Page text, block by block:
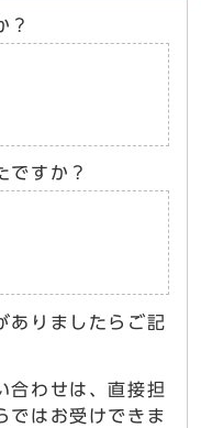
？
ですか？
ありましたらご記
合わせは、直接担
ではお受けできま